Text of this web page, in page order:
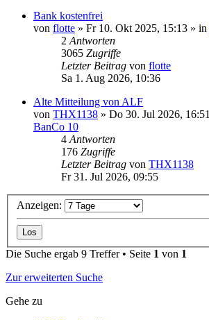
Bank kostenfrei
von flotte » Fr 10. Okt 2025, 15:13 » in
2 Antworten
3065 Zugriffe
Letzter Beitrag von flotte
Sa 1. Aug 2026, 10:36
Alte Mitteilung von ALF
von THX1138 » Do 30. Jul 2026, 16:51
BanCo 10
4 Antworten
176 Zugriffe
Letzter Beitrag von THX1138
Fr 31. Jul 2026, 09:55
Anzeigen:
Die Suche ergab 9 Treffer • Seite 1 von 1
Zur erweiterten Suche
Gehe zu